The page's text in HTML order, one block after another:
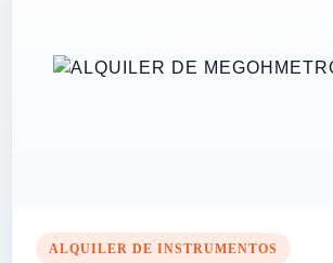
ALQUILER DE INSTRUMENTOS